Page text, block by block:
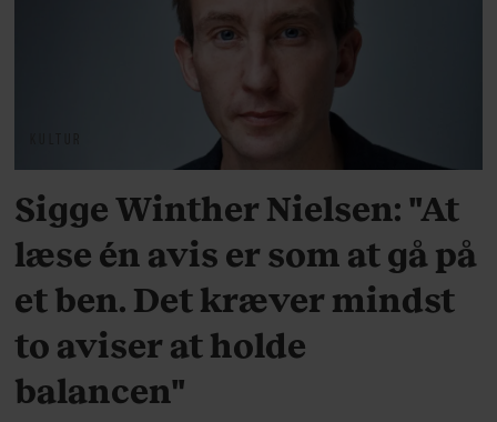
Sigge Winther Nielsen: "At
læse én avis er som at gå på
et ben. Det kræver mindst
to aviser at holde
balancen"